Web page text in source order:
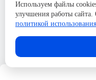
Серия
Ширина, мм
Высота, мм
Количество фаз
Пожалуйста,
возможность
без предварительного
ответственности в случае не
размещённым в карточке товара.
Используем файлы
улучшения работы сайта.
политикой